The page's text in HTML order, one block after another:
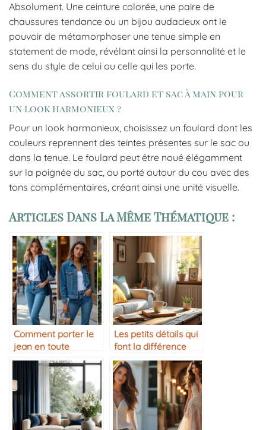
Absolument. Une ceinture colorée, une paire de
chaussures tendance ou un bijou audacieux ont le
pouvoir de métamorphoser une tenue simple en
statement de mode, révélant ainsi la personnalité et le
sens du style de celui ou celle qui les porte.
Comment assortir foulard et sac à main pour
un look harmonieux ?
Pour un look harmonieux, choisissez un foulard dont les
couleurs reprennent des teintes présentes sur le sac ou
dans la tenue. Le foulard peut être noué élégamment
sur la poignée du sac, ou porté autour du cou avec des
tons complémentaires, créant ainsi une unité visuelle.
Articles Dans La Même Thématique :
Comment porter le
jean en toute
occasion
Les petits détails qui
font la différence
dans la maison